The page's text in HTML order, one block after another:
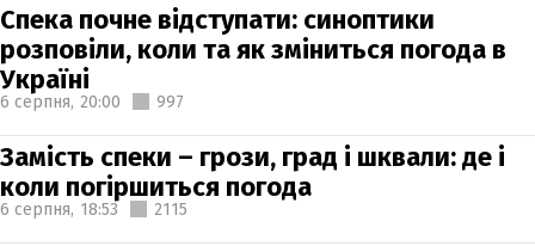
Спека почне відступати: синоптики
розповіли, коли та як зміниться погода в
Україні
6 серпня, 20:00 997
Замість спеки – грози, град і шквали: де і
коли погіршиться погода
6 серпня, 18:53 2115